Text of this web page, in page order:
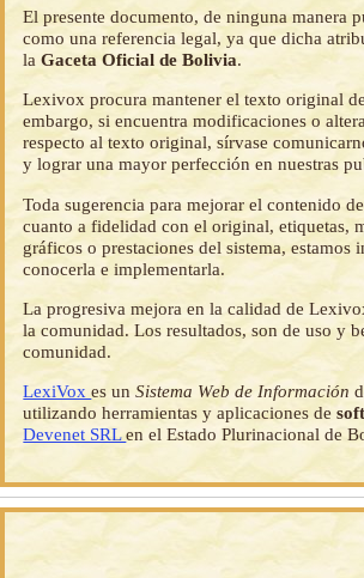
El presente documento, de ninguna manera
como una referencia legal, ya que dicha
laGaceta Oficial de Bolivia.
Lexivox procura mantener el texto original
embargo, si encuentra modificaciones o
respecto al texto original, sírvase
y lograr una mayor perfección en nuestras
Toda sugerencia para mejorar el contenido
cuanto a fidelidad con el original, etiquetas,
gráficos o prestaciones del sistema, estamos
conocerla e implementarla.
La progresiva mejora en la calidad de
la comunidad. Los resultados, son de uso y
comunidad.
LexiVoxes unSistema Web de Información
utilizando herramientas y aplicaciones de
Devenet SRLen el Estado Plurinacional de